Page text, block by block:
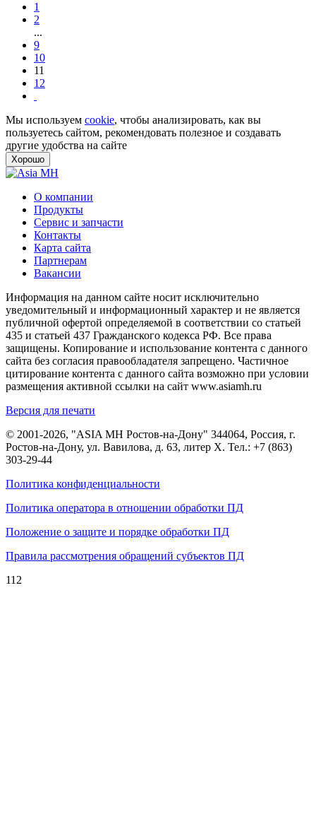
1
2
...
9
10
11
12
Мы используем cookie, чтобы анализировать, как вы
пользуетесь сайтом, рекомендовать полезное и создавать
другие удобства на сайте
Хорошо
О компании
Продукты
Сервис и запчасти
Контакты
Карта сайта
Партнерам
Вакансии
Информация на данном сайте носит исключительно
уведомительный и информационный характер и не является
публичной офертой определяемой в соответствии со статьей
435 и статьей 437 Гражданского кодекса РФ. Все права
защищены. Копирование и использование контента с данного
сайта без согласия правообладателя запрещено. Частичное
цитирование контента с данного сайта возможно при условии
размещения активной ссылки на сайт www.asiamh.ru
Версия для печати
© 2001-2026, "ASIA MH Ростов-на-Дону" 344064, Россия, г.
Ростов-на-Дону, ул. Вавилова, д. 63, литер Х. Тел.: +7 (863)
303-29-44
Политика конфиденциальности
Политика оператора в отношении обработки ПД
Положение о защите и порядке обработки ПД
Правила рассмотрения обращений субъектов ПД
112